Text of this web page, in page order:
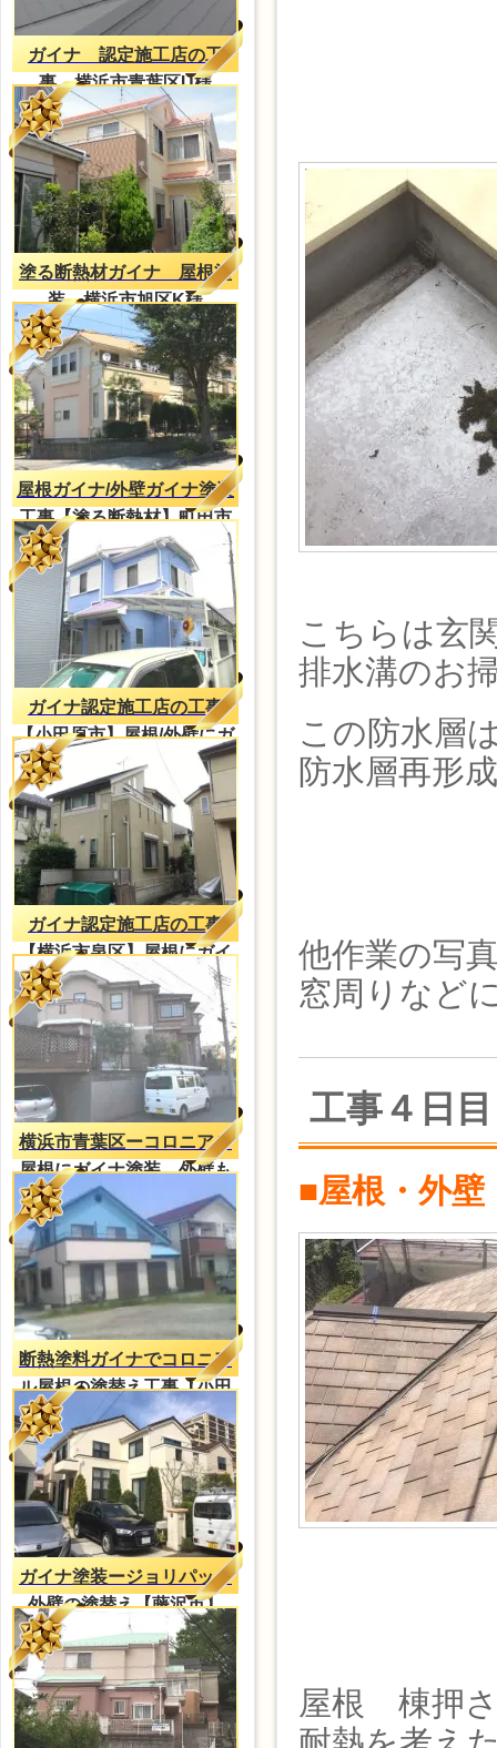
ガイナ 認定施工店の工
事 横浜市青葉区U様
塗る断熱材ガイナ 屋根塗
装 横浜市旭区K様
屋根ガイナ/外壁ガイナ塗装
工事【塗る断熱材】町田市
Ｎ様邸
ガイナ認定施工店の工事
【小田原市】屋根/外壁にガ
イナ塗装
ガイナ認定施工店の工事
【横浜市泉区】屋根にガイ
ナ塗装
横浜市青葉区ーコロニアル
屋根にガイナ塗装、外壁も
防水塗装
断熱塗料ガイナでコロニア
ル屋根の塗替え工事【小田
原市】
ガイナ塗装ージョリパット
外壁の塗替え【藤沢市】
こちらは玄
排水溝のお
この防水層
防水層再形
他作業の写
窓周りなど
工事４日目
■屋根・外
屋根 棟押さ